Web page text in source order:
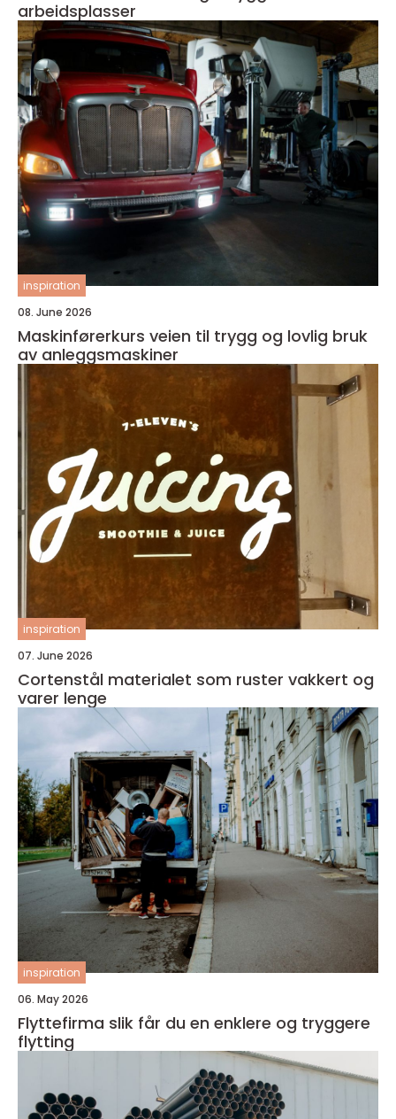
arbeidsplasser
inspiration
08. June 2026
Maskinførerkurs veien til trygg og lovlig bruk
av anleggsmaskiner
inspiration
07. June 2026
Cortenstål materialet som ruster vakkert og
varer lenge
inspiration
06. May 2026
Flyttefirma slik får du en enklere og tryggere
flytting